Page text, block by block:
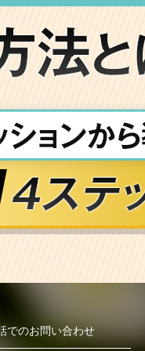
でのお問い合わせ